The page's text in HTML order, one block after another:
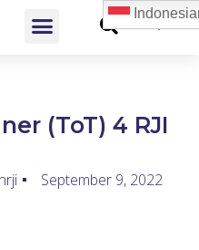
(ToT) 4 RJI
September 9, 2022